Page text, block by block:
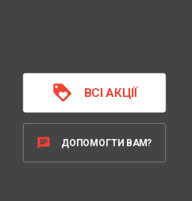
loyalty ВСІ АКЦІЇ
chat ДОПОМОГТИ ВАМ?